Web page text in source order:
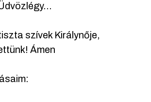
szívek Királynője,
Ámen